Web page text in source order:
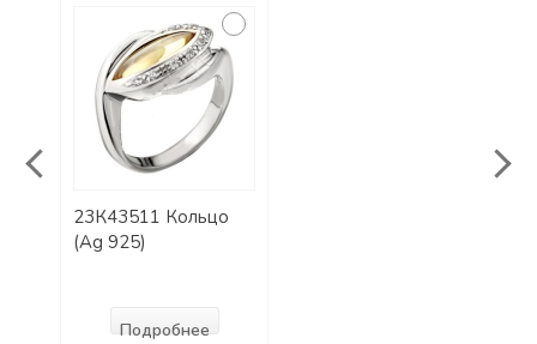
23К43511 Кольцо
(Ag 925)
Подробнее